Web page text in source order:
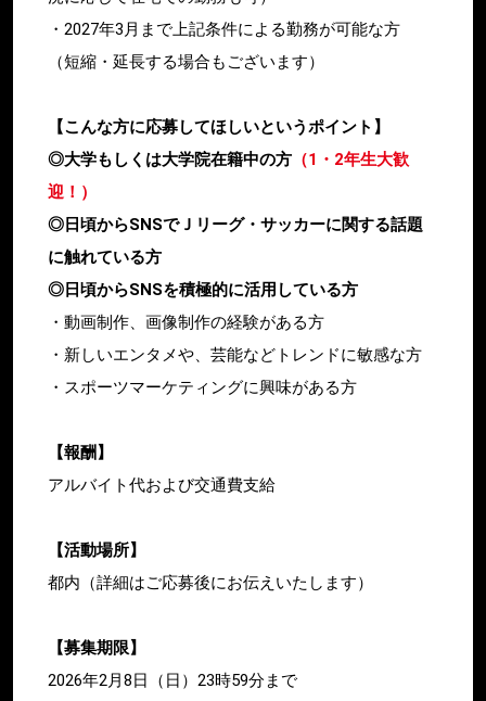
・2027年3月まで上記条件による勤務が可能な方
（短縮・延長する場合もございます）
【こんな方に応募してほしいというポイント】
◎大学もしくは大学院在籍中の方 （1・2年生大歓
迎！）
◎日頃からSNSでＪリーグ・サッカーに関する話題
に触れている方
◎日頃からSNSを積極的に活用している方
・動画制作、画像制作の経験がある方
・新しいエンタメや、芸能などトレンドに敏感な方
・スポーツマーケティングに興味がある方
【報酬】
アルバイト代および交通費支給
【活動場所】
都内（詳細はご応募後にお伝えいたします）
【募集期限】
2026年2月8日（日）23時59分まで